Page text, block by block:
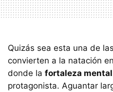
Quizás sea esta una de
convierten a la natación
donde la fortaleza mental
protagonista. Aguantar